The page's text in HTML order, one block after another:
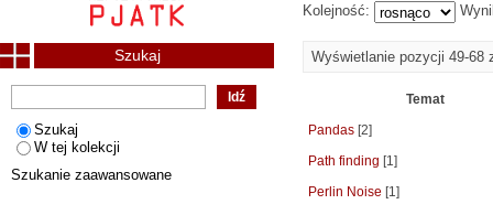
Kolejność:
Wyświetlanie pozycji 49-68
Temat
Pandas [2]
Path finding [1]
Perlin Noise [1]
Szukaj
Szukaj
W tej kolekcji
Szukanie zaawansowane